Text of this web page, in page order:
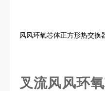
风风环氧芯体正方形热交换
叉流风风环